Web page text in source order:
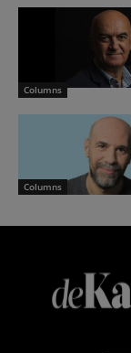
Columns
Columns